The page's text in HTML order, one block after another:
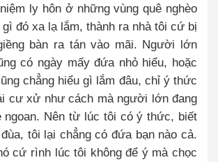
ly hôn ở những vùng quê nghèo
đó xa lạ lắm, thành ra nhà tôi cứ bị
bàn ra tán vào mãi. Người lớn
có ngày mấy đứa nhỏ hiểu, hoặc
chẳng hiểu gì lắm đâu, chỉ ý thức
cư xử như cách mà người lớn đang
ngoan. Nên từ lúc tôi có ý thức, biết
tôi lại chẳng có đứa bạn nào cả.
cứ rình lúc tôi không để ý mà chọc